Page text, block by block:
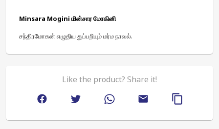
Minsara Mogini மின்சார மோகினி
சந்திரமோகன் எழுதிய துப்பறியும் மர்ம நாவல்.
Like the product? Share it!